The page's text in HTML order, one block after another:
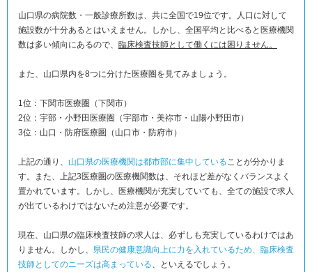
山口県の病院数・一般診療所数は、共に全国で19位です。人口に対して
施設数が十分あるとはいえません。しかし、全国平均と比べると医療機関
数は多い傾向にあるので、 臨床検査技師として働くには困りません。
また、山口県内を8つに分けた医療圏を見てみましょう。
1位：下関市医療圏（下関市）
2位：宇部・小野田医療圏（宇部市・美祢市・山陽小野田市）
3位：山口・防府医療圏（山口市・防府市）
上記の通り、 山口県の医療機関は都市部に集中していることが分かりま
す。また、上記3医療圏の医療機関数は、それほど差がなくバランスよく
置かれています。しかし、医療機関が充実していても、全ての施設で求人
が出ているわけではないため注意が必要です。
現在、山口県の臨床検査技師の求人は、必ずしも充実しているわけではあ
りません。しかし、 県民の健康意識向上に力を入れているため、臨床検査
技師としてのニーズは高まっている、といえるでしょう。